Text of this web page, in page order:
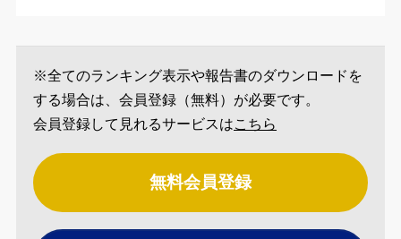
※全てのランキング表示や報告書のダウンロードを
する場合は、会員登録（無料）が必要です。
会員登録して見れるサービスはこちら
無料会員登録